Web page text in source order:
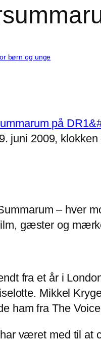
børn og unge
juni 2009,
– hver
gæster og
fra et år i
Mikkel
ham fra The
været med til at